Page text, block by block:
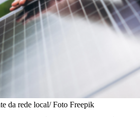
da rede local/ Foto Freepik